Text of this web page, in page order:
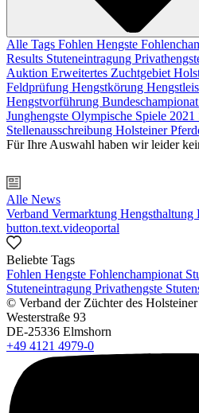
Alle Tags Fohlen Hengste
Results Stuteneintragung
Auktion Erweitertes Zuchtgebiet
Feldprüfung Hengstkörung
Hengstvorführung Bundeschampionat
Junghengste Olympische Spiele 2021
Stellenausschreibung Holsteiner
Für Ihre Auswahl haben wir leider
Alle News
Verband Vermarktung Hengsthaltung
button.text.videoportal
Beliebte Tags
Fohlen Hengste Fohlenchampionat
Stuteneintragung Privathengste
© Verband der Züchter des Holsteiner
Westerstraße 93
DE-25336 Elmshorn
+49 4121 4979-0